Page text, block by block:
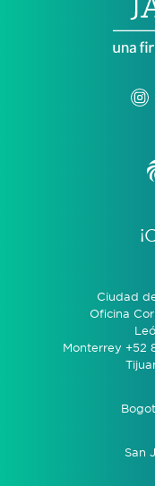
Ciudad
Oficina
Monterrey +52
San